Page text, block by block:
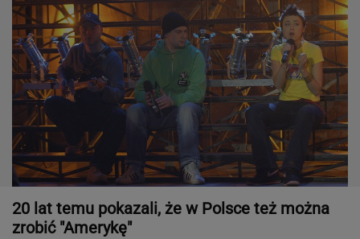
20 lat temu pokazali, że w Polsce też można
zrobić "Amerykę"